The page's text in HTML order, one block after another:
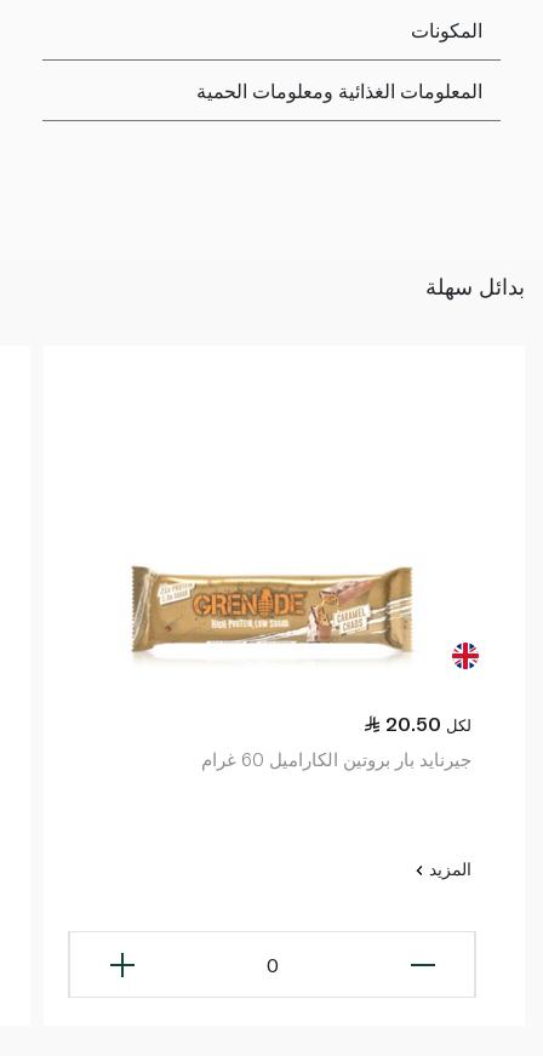
المكونات
المعلومات الغذائية ومعلومات الحمية
بدائل سهلة
20.50 لكل
جيرنايد بار بروتين الكاراميل 60 غرام
المزيد
0